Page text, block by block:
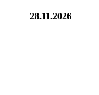
28.11.2026